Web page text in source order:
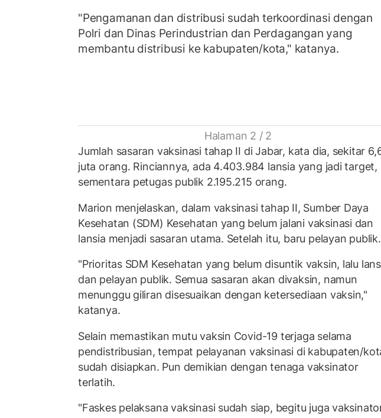
"Pengamanan dan distribusi sudah terkoordinasi dengan
Polri dan Dinas Perindustrian dan Perdagangan yang
membantu distribusi ke kabupaten/kota," katanya.
Halaman 2 / 2
Jumlah sasaran vaksinasi tahap II di Jabar, kata dia, sekitar
juta orang. Rinciannya, ada 4.403.984 lansia yang jadi target,
sementara petugas publik 2.195.215 orang.
Marion menjelaskan, dalam vaksinasi tahap II, Sumber Daya
Kesehatan (SDM) Kesehatan yang belum jalani vaksinasi dan
lansia menjadi sasaran utama. Setelah itu, baru pelayan publik.
"Prioritas SDM Kesehatan yang belum disuntik vaksin, lalu
dan pelayan publik. Semua sasaran akan divaksin, namun
menunggu giliran disesuaikan dengan ketersediaan vaksin,"
katanya.
Selain memastikan mutu vaksin Covid-19 terjaga selama
pendistribusian, tempat pelayanan vaksinasi di kabupaten/
sudah disiapkan. Pun demikian dengan tenaga vaksinator
terlatih.
"Faskes pelaksana vaksinasi sudah siap, begitu juga